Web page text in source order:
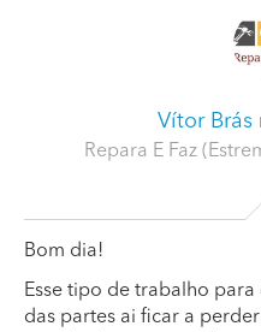
Vítor Brás
Repara E Faz
Bom dia!
Esse tipo de trabalho
das partes ai ficar a